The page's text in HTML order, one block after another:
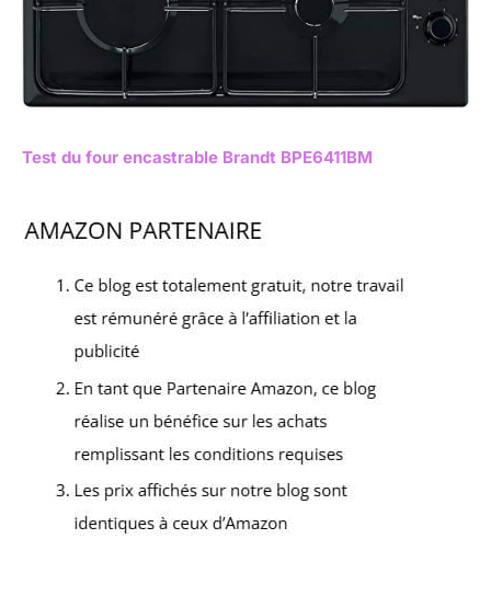
Test du four encastrable Brandt BPE6411BM